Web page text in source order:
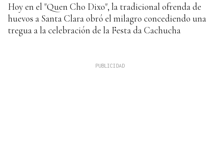
Hoy en el "Quen Cho Dixo", la tradicional ofrenda de
huevos a Santa Clara obró el milagro concediendo una
tregua a la celebración de la Festa da Cachucha